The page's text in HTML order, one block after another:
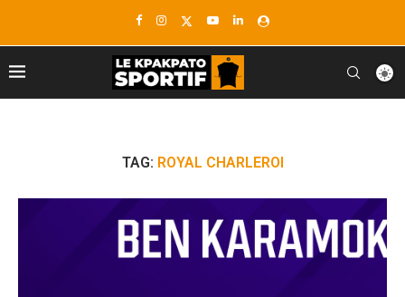
TAG: ROYAL CHARLEROI